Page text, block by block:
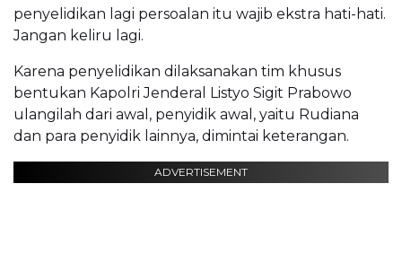
penyelidikan lagi persoalan itu wajib ekstra hati-hati.
Jangan keliru lagi.
Karena penyelidikan dilaksanakan tim khusus
bentukan Kapolri Jenderal Listyo Sigit Prabowo
ulangilah dari awal, penyidik awal, yaitu Rudiana
dan para penyidik lainnya, dimintai keterangan.
ADVERTISEMENT